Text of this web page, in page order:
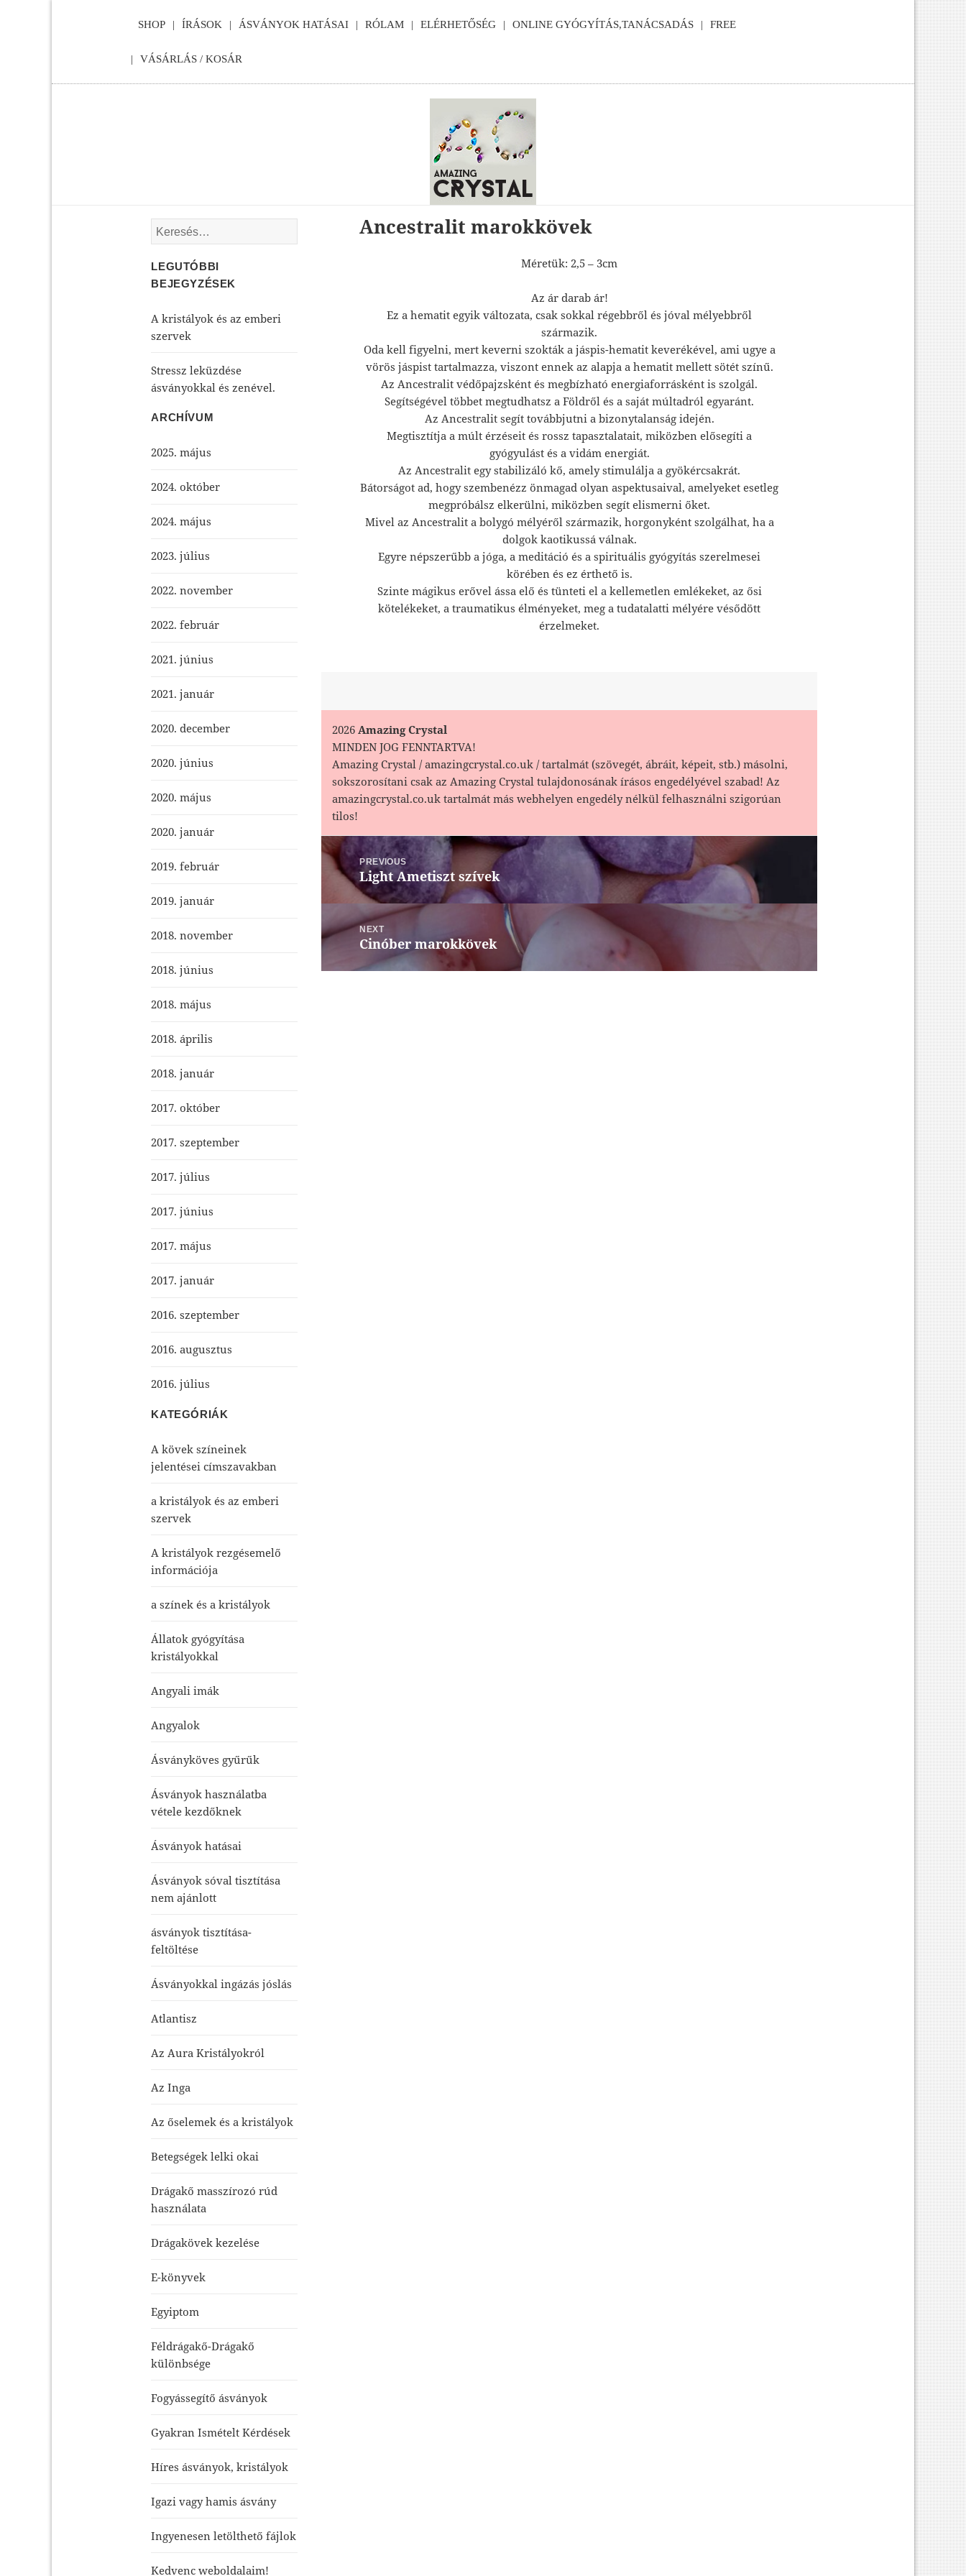
SHOP ÍRÁSOK ÁSVÁNYOK HATÁSAI RÓLAM ELÉRHETŐSÉG ONLINE GYÓGYÍTÁS,TANÁCSADÁS FREE
VÁSÁRLÁS / KOSÁR
Ancestralit marokkövek
Méretük: 2,5 – 3cm
Az ár darab ár!
Ez a hematit egyik változata, csak sokkal régebbről és jóval mélyebbről
származik.
Oda kell figyelni, mert keverni szokták a jáspis-hematit keverékével, ami ugye a
vörös jáspist tartalmazza, viszont ennek az alapja a hematit mellett sötét színű.
Az Ancestralit védőpajzsként és megbízható energiaforrásként is szolgál.
Segítségével többet megtudhatsz a Földről és a saját múltadról egyaránt.
Az Ancestralit segít továbbjutni a bizonytalanság idején.
Megtisztítja a múlt érzéseit és rossz tapasztalatait, miközben elősegíti a
gyógyulást és a vidám energiát.
Az Ancestralit egy stabilizáló kő, amely stimulálja a gyökércsakrát.
Bátorságot ad, hogy szembenézz önmagad olyan aspektusaival, amelyeket esetleg
megpróbálsz elkerülni, miközben segít elismerni őket.
Mivel az Ancestralit a bolygó mélyéről származik, horgonyként szolgálhat, ha a
dolgok kaotikussá válnak.
Egyre népszerűbb a jóga, a meditáció és a spirituális gyógyítás szerelmesei
körében és ez érthető is.
Szinte mágikus erővel ássa elő és tünteti el a kellemetlen emlékeket, az ősi
kötelékeket, a traumatikus élményeket, meg a tudatalatti mélyére vésődött
érzelmeket.
2026 Amazing Crystal
MINDEN JOG FENNTARTVA!
Amazing Crystal / amazingcrystal.co.uk / tartalmát (szövegét, ábráit, képeit, stb.) másolni,
sokszorosítani csak az Amazing Crystal tulajdonosának írásos engedélyével szabad! Az
amazingcrystal.co.uk tartalmát más webhelyen engedély nélkül felhasználni szigorúan
tilos!
Bejegyzés
navigációPREVIOUS
Previous
post:
Light Ametiszt szívek
NEXT
Next
post:
Cinóber marokkövek
Keresés:
LEGUTÓBBI
BEJEGYZÉSEK
A kristályok és az emberi
szervek
Stressz leküzdése
ásványokkal és zenével.
ARCHÍVUM
2025. május
2024. október
2024. május
2023. július
2022. november
2022. február
2021. június
2021. január
2020. december
2020. június
2020. május
2020. január
2019. február
2019. január
2018. november
2018. június
2018. május
2018. április
2018. január
2017. október
2017. szeptember
2017. július
2017. június
2017. május
2017. január
2016. szeptember
2016. augusztus
2016. július
KATEGÓRIÁK
A kövek színeinek
jelentései címszavakban
a kristályok és az emberi
szervek
A kristályok rezgésemelő
információja
a színek és a kristályok
Állatok gyógyítása
kristályokkal
Angyali imák
Angyalok
Ásványköves gyűrűk
Ásványok használatba
vétele kezdőknek
Ásványok hatásai
Ásványok sóval tisztítása
nem ajánlott
ásványok tisztítása-
feltöltése
Ásványokkal ingázás jóslás
Atlantisz
Az Aura Kristályokról
Az Inga
Az őselemek és a kristályok
Betegségek lelki okai
Drágakő masszírozó rúd
használata
Drágakövek kezelése
E-könyvek
Egyiptom
Féldrágakő-Drágakő
különbsége
Fogyássegítő ásványok
Gyakran Ismételt Kérdések
Híres ásványok, kristályok
Igazi vagy hamis ásvány
Ingyenesen letölthető fájlok
Kedvenc weboldalaim!